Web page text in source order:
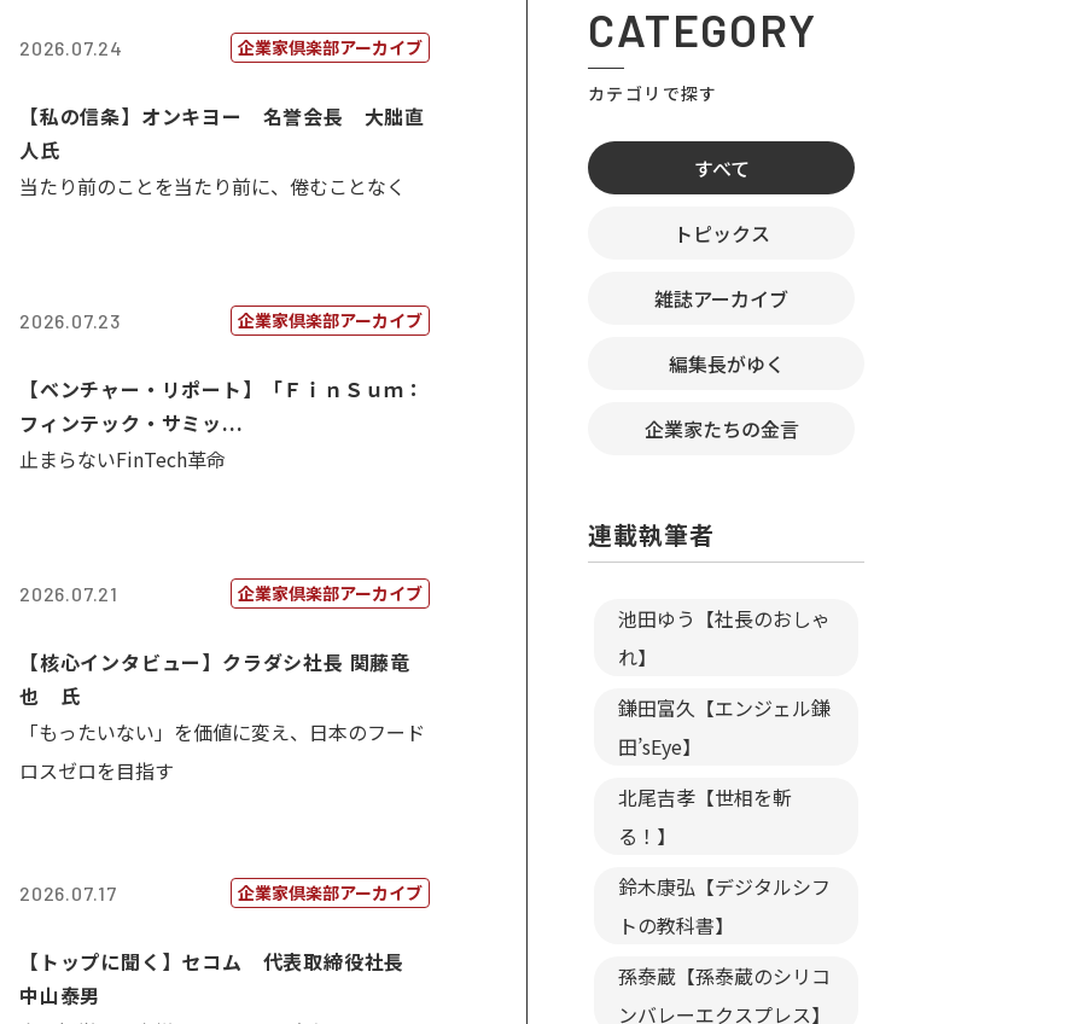
2026.07.24 企業家倶楽部アーカイブ
【私の信条】オンキヨー 名誉会長 大朏直
人氏
当たり前のことを当たり前に、倦むことなく
2026.07.23 企業家倶楽部アーカイブ
【ベンチャー・リポート】「ＦｉｎＳｕｍ：
フィンテック・サミッ...
止まらないFinTech革命
2026.07.21 企業家倶楽部アーカイブ
【核心インタビュー】クラダシ社長 関藤竜
也 氏
「もったいない」を価値に変え、日本のフード
ロスゼロを目指す
2026.07.17 企業家倶楽部アーカイブ
【トップに聞く】セコム 代表取締役社長
中山泰男
CATEGORY
カテゴリで探す
すべて
トピックス
雑誌アーカイブ
編集長がゆく
企業家たちの金言
連載執筆者
池田ゆう【社長のおしゃ
れ】
鎌田富久【エンジェル鎌
田’sEye】
北尾吉孝【世相を斬
る！】
鈴木康弘【デジタルシフ
トの教科書】
孫泰蔵【孫泰蔵のシリコ
ンバレーエクスプレス】